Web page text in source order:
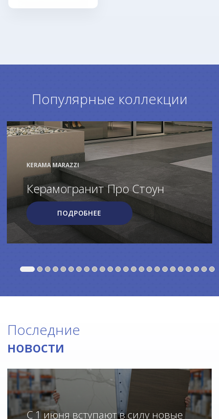
Популярные коллекции
KERAMA MARAZZI
Керамогранит Про Стоун
ПОДРОБНЕЕ
Последние
новости
С 1 июня вступают в силу новые